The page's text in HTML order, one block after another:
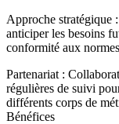
Approche stratégique :
anticiper les besoins
conformité aux
Partenariat :
régulières de suivi
différents corps de
Bénéfices